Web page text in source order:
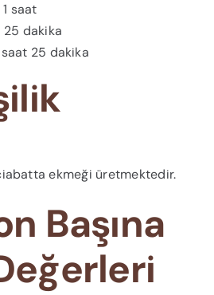
1 saat
25 dakika
saat 25 dakika
ekmeği üretmektedir.
Başına